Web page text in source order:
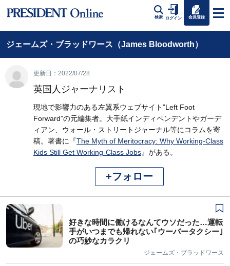
検索 ログイン 会員登録
ジェームズ・ブラッドワース（James Bloodworth）
更新日：2022/07/28
英国人ジャーナリスト
現地で影響力のある左翼系ウェブサイト”Left Foot
Forward”の元編集者。大手紙インディペンデントやガーデ
ィアン、ウォール・ストリートジャーナル等にコラムを寄
稿。著書に『The Myth of Meritocracy: Why Working-Class
Kids Still Get Working-Class Jobs』がある。
+フォロー
好きな時間に働けるなんてウソだった…運転
手がいつまでも帰れない｢ウーバータクシー｣
の巧妙なカラクリ
ジェームズ・ブラッドワース